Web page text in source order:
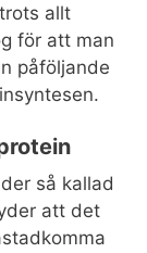
allt
för att man
påföljande
så kallad
att det